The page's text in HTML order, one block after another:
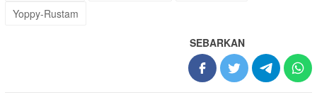
Yoppy-Rustam
SEBARKAN